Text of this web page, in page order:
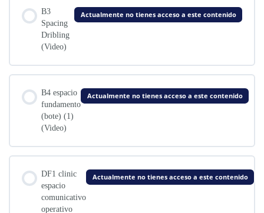
B3
Spacing
Dribling
(Video)
Actualmente no tienes acceso a este contenido
B4 espacio
fundamento
(bote) (1)
(Video)
Actualmente no tienes acceso a este contenido
DF1 clinic
espacio
comunicativo
operativo
Actualmente no tienes acceso a este contenido